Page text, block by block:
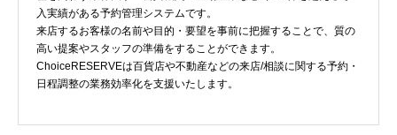
入実績がある予約管理システムです。
来店するお客様の名前や目的・要望を事前に把握することで、質の
高い提案やスタッフの準備をすることができます。
ChoiceRESERVEは百貨店や不動産などの来店/相談に関する予約・
日程調整の業務効率化を支援いたします。